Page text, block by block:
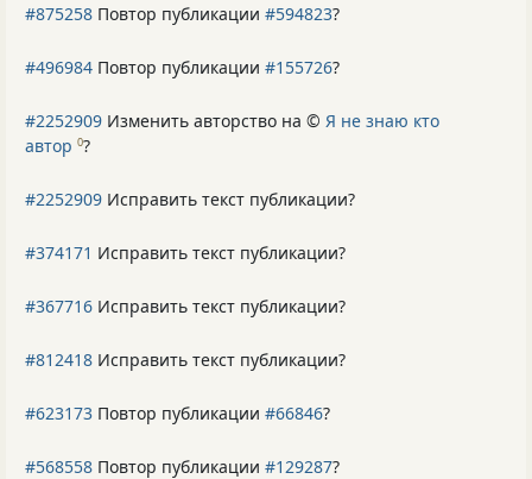
#875258 Повтор публикации #594823?
#496984 Повтор публикации #155726?
#2252909 Изменить авторство на © Я не знаю кто
автор 0?
#2252909 Исправить текст публикации?
#374171 Исправить текст публикации?
#367716 Исправить текст публикации?
#812418 Исправить текст публикации?
#623173 Повтор публикации #66846?
#568558 Повтор публикации #129287?